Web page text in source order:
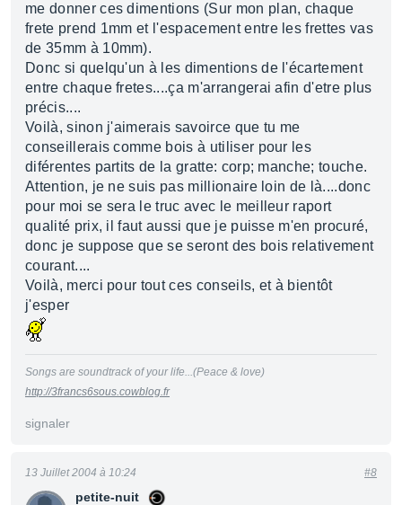
me donner ces dimentions (Sur mon plan, chaque
frete prend 1mm et l'espacement entre les frettes vas
de 35mm à 10mm).
Donc si quelqu'un à les dimentions de l'écartement
entre chaque fretes....ça m'arrangerai afin d'etre plus
précis....
Voilà, sinon j'aimerais savoirce que tu me
conseillerais comme bois à utiliser pour les
diférentes partits de la gratte: corp; manche; touche.
Attention, je ne suis pas millionaire loin de là....donc
pour moi se sera le truc avec le meilleur raport
qualité prix, il faut aussi que je puisse m'en procuré,
donc je suppose que se seront des bois relativement
courant....
Voilà, merci pour tout ces conseils, et à bientôt
j'esper
Songs are soundtrack of your life...(Peace & love)
http://3francs6sous.cowblog.fr
signaler
petite-nuit
13 Juillet 2004 à 10:24 #8